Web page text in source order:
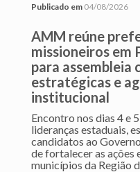
Publicado em 04/08/2026
AMM reúne
missioneiros em
para assembleia
estratégicas e
institucional
Encontro nos dias 4 e
lideranças estaduais,
candidatos ao
de fortalecer as ações
municípios da Região